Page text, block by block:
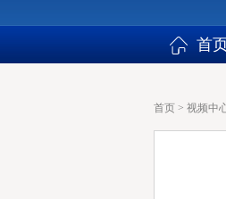
首
首页 > 视频中